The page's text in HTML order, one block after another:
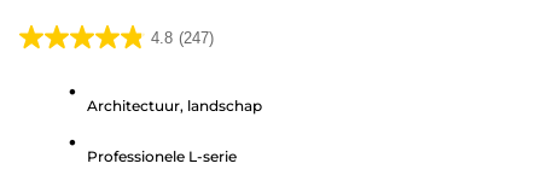
4.8 (247)
4.8
sterren.
Architectuur, landschap
Professionele L-serie